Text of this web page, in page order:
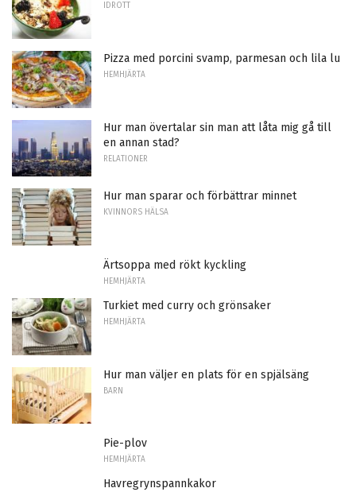
IDROTT
Pizza med porcini svamp, parmesan och lila lu
HEMHJÄRTA
Hur man övertalar sin man att låta mig gå till
en annan stad?
RELATIONER
Hur man sparar och förbättrar minnet
KVINNORS HÄLSA
Ärtsoppa med rökt kyckling
HEMHJÄRTA
Turkiet med curry och grönsaker
HEMHJÄRTA
Hur man väljer en plats för en spjälsäng
BARN
Pie-plov
HEMHJÄRTA
Havregrynspannkakor